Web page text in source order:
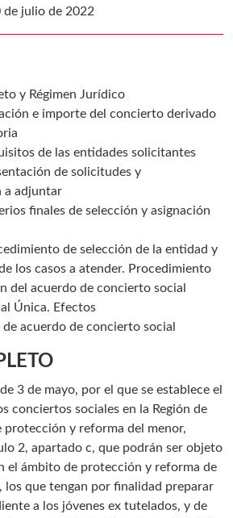
de julio de 2022
y Régimen Jurídico
e importe del concierto derivado
de las entidades solicitantes
de solicitudes y
a adjuntar
finales de selección y asignación
de selección de la entidad y
los casos a atender. Procedimiento
del acuerdo de concierto social
Única. Efectos
acuerdo de concierto social
3 de mayo, por el que se establece el
conciertos sociales en la Región de
protección y reforma del menor,
2, apartado c, que podrán ser objeto
el ámbito de protección y reforma de
los que tengan por finalidad preparar
a los jóvenes ex tutelados, y de